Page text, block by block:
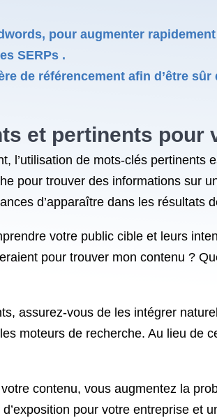
pour augmenter
SERPs .
de référencement afin d’être
et pertinents pour
l’utilisation de mots-clés pertinents
pour trouver des informations sur
d’apparaître dans les résultats
votre public cible et leurs
pour trouver mon contenu ?
assurez-vous de les intégrer
moteurs de recherche. Au lieu de
contenu, vous augmentez la
pour votre entreprise et